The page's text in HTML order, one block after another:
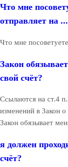
Что мне
отправляет на ...
Что мне
Закон
свой счёт?
Ссылаются на ст.4
изменений в Закон
Закон обязывает
я должен
счёт?